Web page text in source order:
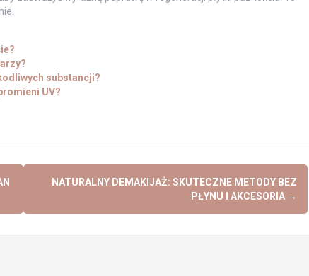
substancji?
UV?
NATURALNY DEMAKIJAŻ: SKUTECZNE METODY BEZ
PŁYNU I AKCESORIA →